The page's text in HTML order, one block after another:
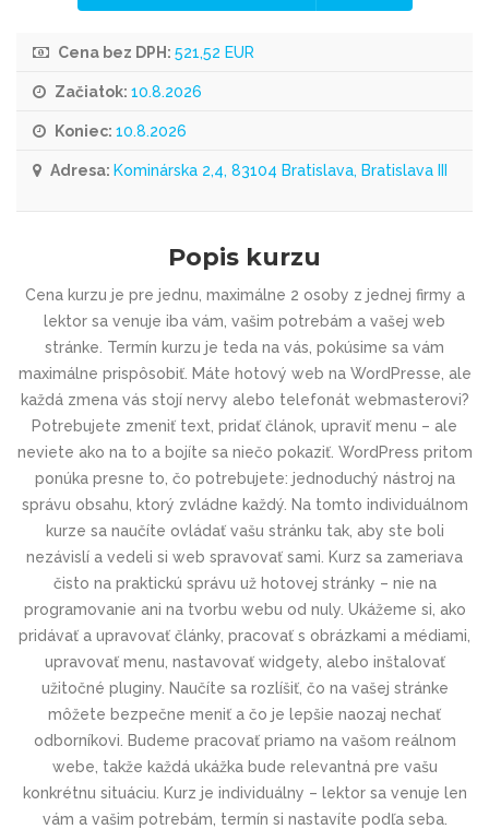
Cena bez DPH: 521,52 EUR
Začiatok: 10.8.2026
Koniec: 10.8.2026
Adresa: Kominárska 2,4, 83104 Bratislava, Bratislava III
Popis kurzu
Cena kurzu je pre jednu, maximálne 2 osoby z jednej firmy a
lektor sa venuje iba vám, vašim potrebám a vašej web
stránke. Termín kurzu je teda na vás, pokúsime sa vám
maximálne prispôsobiť. Máte hotový web na WordPresse, ale
každá zmena vás stojí nervy alebo telefonát webmasterovi?
Potrebujete zmeniť text, pridať článok, upraviť menu – ale
neviete ako na to a bojíte sa niečo pokaziť. WordPress pritom
ponúka presne to, čo potrebujete: jednoduchý nástroj na
správu obsahu, ktorý zvládne každý. Na tomto individuálnom
kurze sa naučíte ovládať vašu stránku tak, aby ste boli
nezávislí a vedeli si web spravovať sami. Kurz sa zameriava
čisto na praktickú správu už hotovej stránky – nie na
programovanie ani na tvorbu webu od nuly. Ukážeme si, ako
pridávať a upravovať články, pracovať s obrázkami a médiami,
upravovať menu, nastavovať widgety, alebo inštalovať
užitočné pluginy. Naučíte sa rozlíšiť, čo na vašej stránke
môžete bezpečne meniť a čo je lepšie naozaj nechať
odborníkovi. Budeme pracovať priamo na vašom reálnom
webe, takže každá ukážka bude relevantná pre vašu
konkrétnu situáciu. Kurz je individuálny – lektor sa venuje len
vám a vašim potrebám, termín si nastavíte podľa seba.